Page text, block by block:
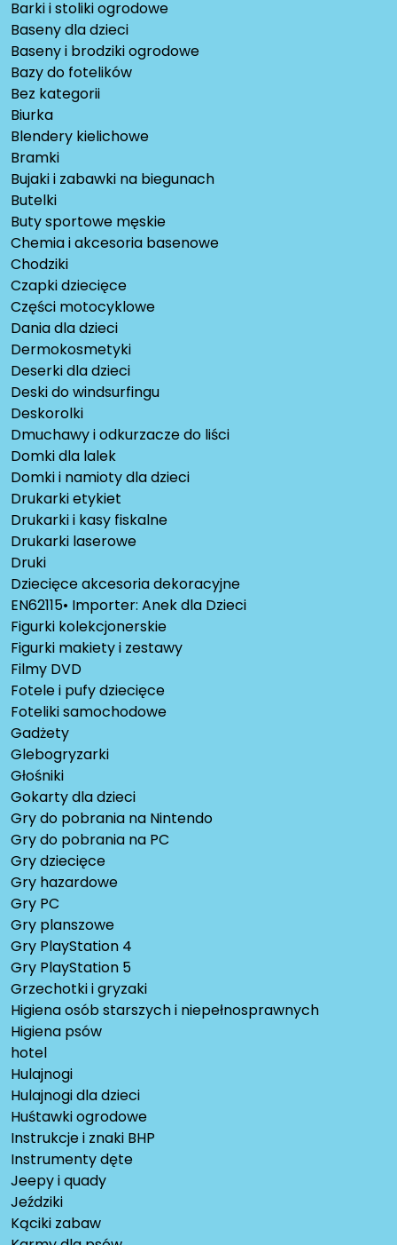
Barki i stoliki ogrodowe
Baseny dla dzieci
Baseny i brodziki ogrodowe
Bazy do fotelików
Bez kategorii
Biurka
Blendery kielichowe
Bramki
Bujaki i zabawki na biegunach
Butelki
Buty sportowe męskie
Chemia i akcesoria basenowe
Chodziki
Czapki dziecięce
Części motocyklowe
Dania dla dzieci
Dermokosmetyki
Deserki dla dzieci
Deski do windsurfingu
Deskorolki
Dmuchawy i odkurzacze do liści
Domki dla lalek
Domki i namioty dla dzieci
Drukarki etykiet
Drukarki i kasy fiskalne
Drukarki laserowe
Druki
Dziecięce akcesoria dekoracyjne
EN62115• Importer: Anek dla Dzieci
Figurki kolekcjonerskie
Figurki makiety i zestawy
Filmy DVD
Fotele i pufy dziecięce
Foteliki samochodowe
Gadżety
Glebogryzarki
Głośniki
Gokarty dla dzieci
Gry do pobrania na Nintendo
Gry do pobrania na PC
Gry dziecięce
Gry hazardowe
Gry PC
Gry planszowe
Gry PlayStation 4
Gry PlayStation 5
Grzechotki i gryzaki
Higiena osób starszych i niepełnosprawnych
Higiena psów
hotel
Hulajnogi
Hulajnogi dla dzieci
Huśtawki ogrodowe
Instrukcje i znaki BHP
Instrumenty dęte
Jeepy i quady
Jeździki
Kąciki zabaw